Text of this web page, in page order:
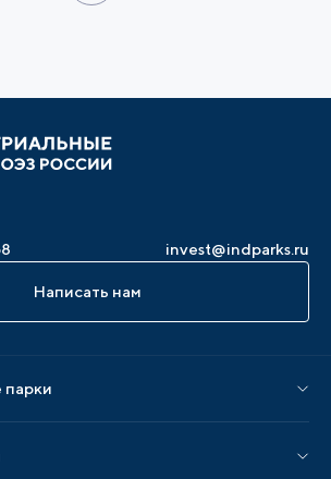
invest@indparks.ru
Написать нам